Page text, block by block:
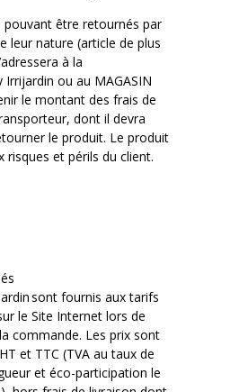
pouvant être retournés par
leur nature (article de plus
à la
Irrijardin ou au MAGASIN
le montant des frais de
dont il devra
le produit. Le produit
risques et périls du client.
sont fournis aux tarifs
le Site Internet lors de
commande. Les prix sont
et TTC (TVA au taux de
et éco-participation le